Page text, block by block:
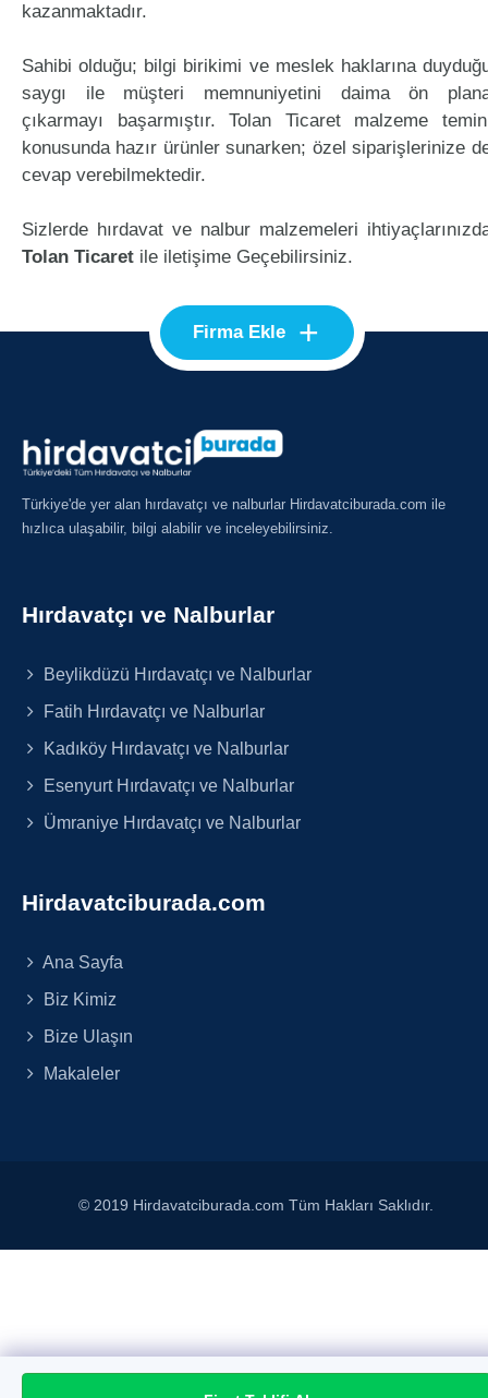
kazanmaktadır.
Sahibi olduğu; bilgi birikimi ve meslek haklarına
saygı ile müşteri memnuniyetini daima ön
çıkarmayı başarmıştır. Tolan Ticaret malzeme
konusunda hazır ürünler sunarken; özel siparişlerinize
cevap verebilmektedir.
Sizlerde hırdavat ve nalbur malzemeleri
Tolan Ticaret ile iletişime Geçebilirsiniz.
Firma Ekle +
Türkiye'de yer alan hırdavatçı ve nalburlar Hirdavatciburada.com ile
hızlıca ulaşabilir, bilgi alabilir ve inceleyebilirsiniz.
Hırdavatçı ve Nalburlar
Beylikdüzü Hırdavatçı ve Nalburlar
Fatih Hırdavatçı ve Nalburlar
Kadıköy Hırdavatçı ve Nalburlar
Esenyurt Hırdavatçı ve Nalburlar
Ümraniye Hırdavatçı ve Nalburlar
Hirdavatciburada.com
Ana Sayfa
Biz Kimiz
Bize Ulaşın
Makaleler
© 2019 Hirdavatciburada.com Tüm Hakları Saklıdır.